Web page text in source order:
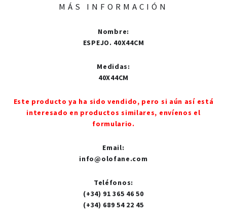
MÁS INFORMACIÓN
Nombre:
ESPEJO. 40X44CM
Medidas:
40X44CM
Este producto ya ha sido vendido, pero si aún así está
interesado en productos similares, envíenos el
formulario.
Email:
info@olofane.com
Teléfonos:
(+34) 91 365 46 50
(+34) 689 54 22 45